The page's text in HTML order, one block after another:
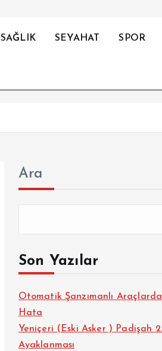
SAĞLIK SEYAHAT SPOR
Ara
Son Yazılar
Otomatik Şanzımanlı
Hata
Yeniçeri (Eski Asker ) Padişah
Ayaklanması